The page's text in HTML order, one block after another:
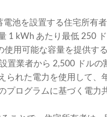
電池を設置する住宅所有
1 kWh あたり最低 250
用可能な容量を提供す
置業者から 2,500 ドル
られた電力を使用して
プログラムに基づく電